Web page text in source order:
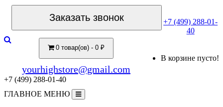
Заказать звонок
+7 (499) 288-01-
40
0 товар(ов) - 0 ₽
В корзине пусто!
yourhighstore@gmail.com
+7 (499) 288-01-40
ГЛАВНОЕ МЕНЮ